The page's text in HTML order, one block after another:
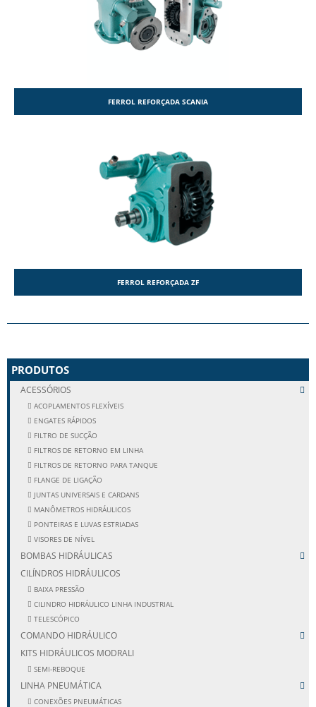
FERROL REFORÇADA SCANIA
FERROL REFORÇADA ZF
PRODUTOS
ACESSÓRIOS
ACOPLAMENTOS FLEXÍVEIS
ENGATES RÁPIDOS
FILTRO DE SUCÇÃO
FILTROS DE RETORNO EM LINHA
FILTROS DE RETORNO PARA TANQUE
FLANGE DE LIGAÇÃO
JUNTAS UNIVERSAIS E CARDANS
MANÔMETROS HIDRÁULICOS
PONTEIRAS E LUVAS ESTRIADAS
VISORES DE NÍVEL
BOMBAS HIDRÁULICAS
CILÍNDROS HIDRÁULICOS
BAIXA PRESSÃO
CILINDRO HIDRÁULICO LINHA INDUSTRIAL
TELESCÓPICO
COMANDO HIDRÁULICO
KITS HIDRÁULICOS MODRALI
SEMI-REBOQUE
LINHA PNEUMÁTICA
CONEXÕES PNEUMÁTICAS